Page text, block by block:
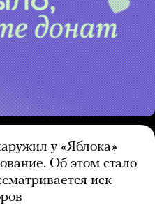
у «Яблока»
Об этом стало
иск